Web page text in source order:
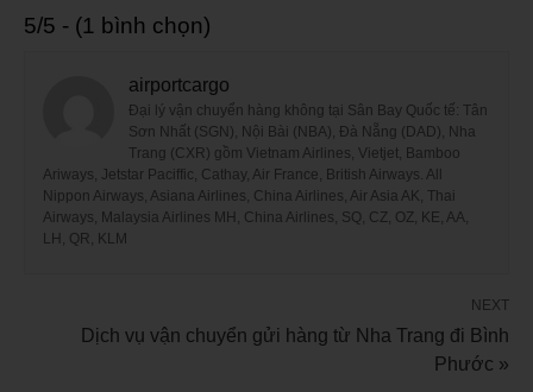
5/5 - (1 bình chọn)
airportcargo
Đại lý vận chuyển hàng không tại Sân Bay Quốc tế: Tân
Sơn Nhất (SGN), Nội Bài (NBA), Đà Nẵng (DAD), Nha
Trang (CXR) gồm Vietnam Airlines, Vietjet, Bamboo
Ariways, Jetstar Paciffic, Cathay, Air France, British Airways. All
Nippon Airways, Asiana Airlines, China Airlines, Air Asia AK, Thai
Airways, Malaysia Airlines MH, China Airlines, SQ, CZ, OZ, KE, AA,
LH, QR, KLM
NEXT
Dịch vụ vận chuyển gửi hàng từ Nha Trang đi Bình
Phước »